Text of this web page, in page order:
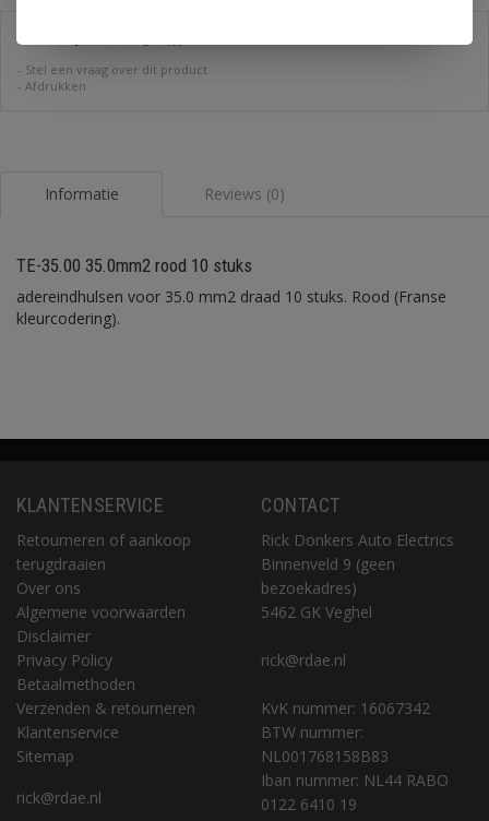
Delen:
- Stel een vraag over dit product
- Afdrukken
Informatie Reviews (0)
TE-35.00 35.0mm2 rood 10 stuks
adereindhulsen voor 35.0 mm2 draad 10 stuks. Rood (Franse
kleurcodering).
KLANTENSERVICE
Retourneren of aankoop
terugdraaien
Over ons
Algemene voorwaarden
Disclaimer
Privacy Policy
Betaalmethoden
Verzenden & retourneren
Klantenservice
Sitemap
rick@rdae.nl
CONTACT
Rick Donkers Auto Electrics
Binnenveld 9 (geen
bezoekadres)
5462 GK Veghel
rick@rdae.nl
KvK nummer: 16067342
BTW nummer:
NL001768158B83
Iban nummer: NL44 RABO
0122 6410 19